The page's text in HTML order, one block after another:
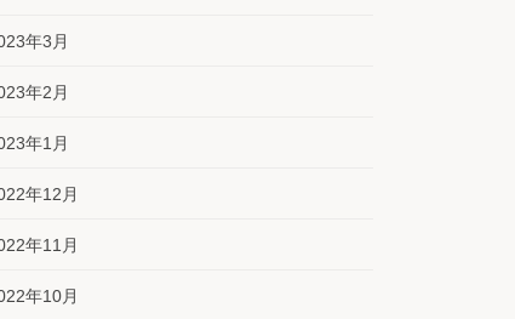
年3月
年2月
年1月
年12月
年11月
年10月